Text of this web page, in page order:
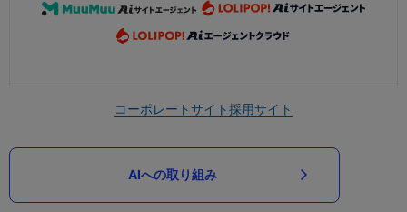
コーポレートサイト採用サイト
AIへの取り組み